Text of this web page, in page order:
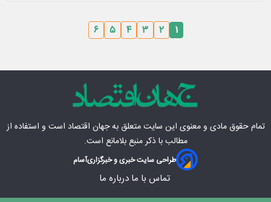
۱ ۲ ۳ ۴ ۵ ۶
تمام حقوق مادی‌ و معنوی این سایت متعلق بهجهان اقتصاد است و استفاده از
مطالب با ذکر منبع بلامانع است.
طراحی سایت خبری و خبرگزاریآسام
تماس با ما درباره ما